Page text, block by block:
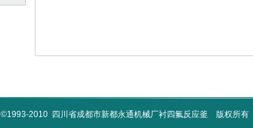
©1993-2010 四川省成都市新都永通机械厂衬四氟反应釜 版权所有